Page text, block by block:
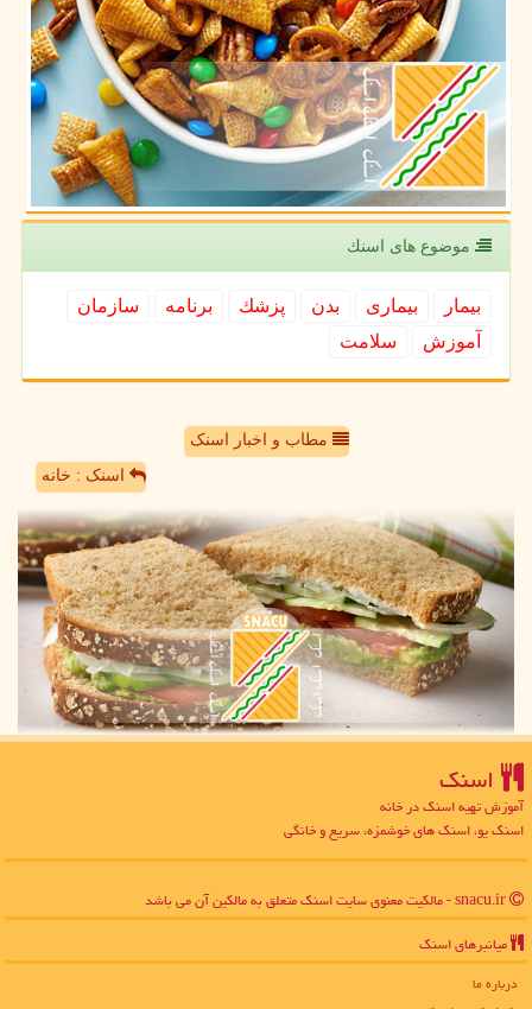
موضوع های اسنك
بیمار بیماری بدن پزشك برنامه
سازمان
آموزش
سلامت
مطاب و اخبار اسنک
اسنک : خانه
اسنك
آموزش تهیه اسنک در خانه
اسنک یو، اسنک های خوشمزه، سریع و خانگی
میانبرهای اسنك
درباره ما